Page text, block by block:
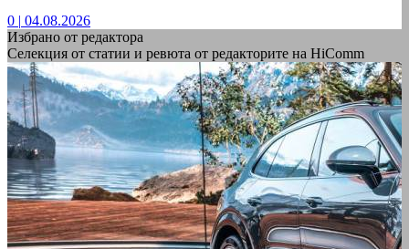
0 | 04.08.2026
Избрано от редактора
Селекция от статии и ревюта от редакторите на HiComm